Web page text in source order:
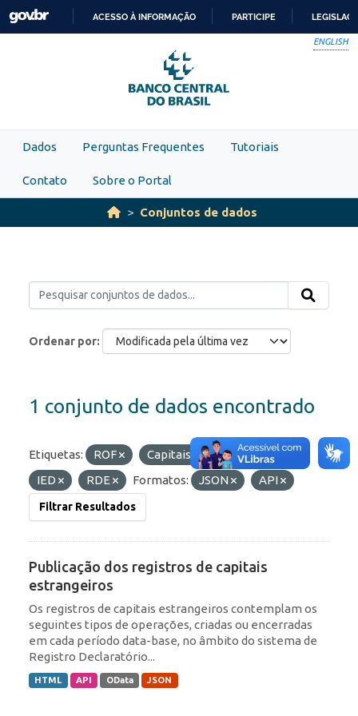
Skip to main content
PARA
O
CONTEÚDO
ACESSO À INFORMAÇÃO PARTICIPE
ENGLISH
Dados Perguntas Frequentes Tutoriais
Contato Sobre o Portal
Conjuntos de dados
Ordenar por
1 conjunto de dados encontrado
Etiquetas: ROF
Capitais Estrangeiros
IED
RDE Formatos: JSON API
Filtrar Resultados
Publicação dos registros de capitais
estrangeiros
Os registros de capitais estrangeiros contemplam os
seguintes tipos de operações, criadas ou encerradas
em cada período data-base, no âmbito do sistema de
Registro Declaratório...
HTML API OData JSON